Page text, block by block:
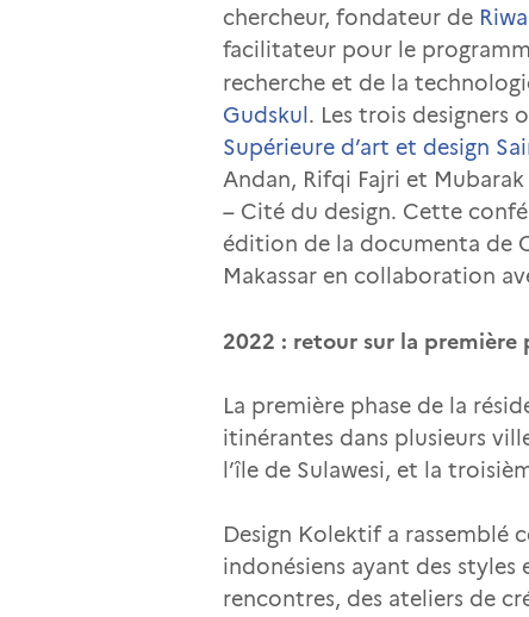
chercheur, fondateur de
facilitateur pour le
recherche et de la
Gudskul . Les trois designers
Supérieure d’art et design
Andan, Rifqi Fajri et
– Cité du design. Cette
édition de la documenta de
Makassar en collaboration
2022 : retour sur la première
La première phase de la
itinérantes dans plusieurs
l’île de Sulawesi, et la
Design Kolektif a rassemblé
indonésiens ayant des
rencontres, des ateliers de